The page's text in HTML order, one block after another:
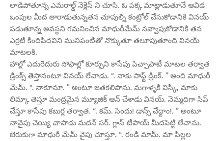
లాడిపోతూన్న ఎమరాల్డ్ నెక్లెస్ ని చూసి. ఓ పక్క మాట్లాడుతూనే ఆవిడ
ఒంపుల మీద తారాడుతున్నతన చూపుల్ని కంట్రోల్ చేసుకోడానికి వినయ్
పడుతూన్న అవస్థని గమనించిన మాధురీమేమ్ నవ్వాపుకోడానికి తన
ఎర్రటి కిందిపిదవిని మునిపంటితో నొక్కుతూ తలూపుతూంది వినయ్
మాటలకి.
హాల్లో ఎదురెదురు సోఫాల్లో కూర్చుని కాసేపు పిచ్చాపాటీ మాటల తర్వాత
డ్రింక్స్ తెస్తానంటూ వినయ్ లేచాడు. “. నాకు సాఫ్ట్ డ్రింక్. ” అంది మాధురీ
మేమ్. “. నాకూనూ. ” అంటూ జతకలిపాను. మగాళ్ళకి విస్కీ, మాకు
లిమ్కా తెస్తూ మంద్రమైన మ్యూజిక్ ఆన్ చేశాడు వినయ్. నెమ్మదిగా సిప్
చేస్తూ కాసేపు కబుర్ల తర్వాత. “. కమ్. సిందు! డాన్స్ చేద్దాం!. ” అంటూ
నావైపు చెయ్యి చాపాడు మదన్ సర్. గ్లాస్ టీపాయ్ మీదపెట్టి లేచాను.
బెరుకుగా మాధురీ మేమ్ వైపు చూస్తూ. “. రండి మామ్. మా పిల్లల